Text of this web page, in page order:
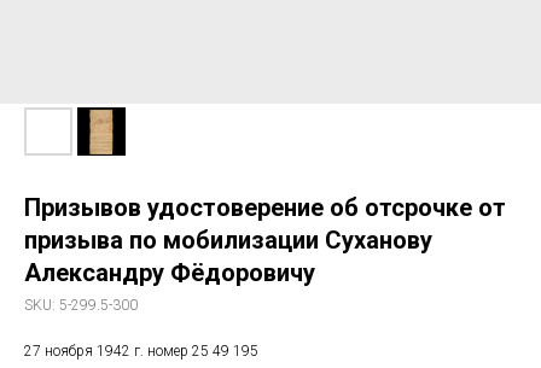
Призывов удостоверение об отсрочке от
призыва по мобилизации Суханову
Александру Фёдоровичу
SKU: 5-299.5-300
27 ноября 1942 г. номер 25 49 195